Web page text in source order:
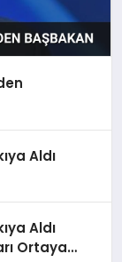
Aldı
Aldı
Ortaya